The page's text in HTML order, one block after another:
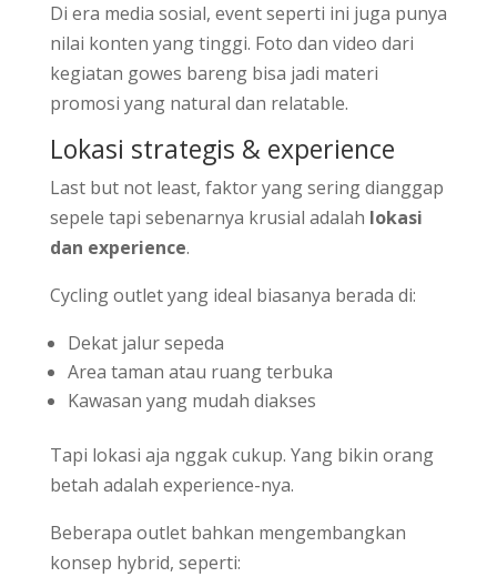
Di era media sosial, event seperti ini juga punya
nilai konten yang tinggi. Foto dan video dari
kegiatan gowes bareng bisa jadi materi
promosi yang natural dan relatable.
Lokasi strategis & experience
Last but not least, faktor yang sering dianggap
sepele tapi sebenarnya krusial adalah lokasi
dan experience.
Cycling outlet yang ideal biasanya berada di:
Dekat jalur sepeda
Area taman atau ruang terbuka
Kawasan yang mudah diakses
Tapi lokasi aja nggak cukup. Yang bikin orang
betah adalah experience-nya.
Beberapa outlet bahkan mengembangkan
konsep hybrid, seperti: